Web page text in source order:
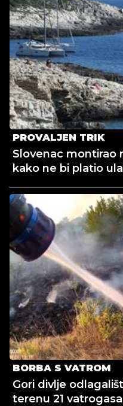
PROVALJEN TRIK
Slovenac montirao
kako ne bi platio
BORBA S VATROM
Gori divlje
terenu 21